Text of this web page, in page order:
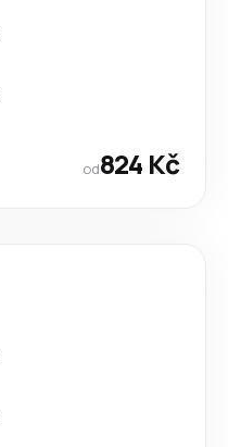
od824 Kč